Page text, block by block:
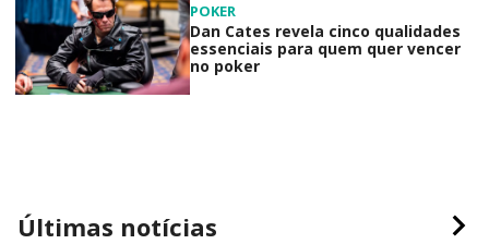
POKER
Dan Cates revela cinco qualidades
essenciais para quem quer vencer
no poker
Últimas notícias